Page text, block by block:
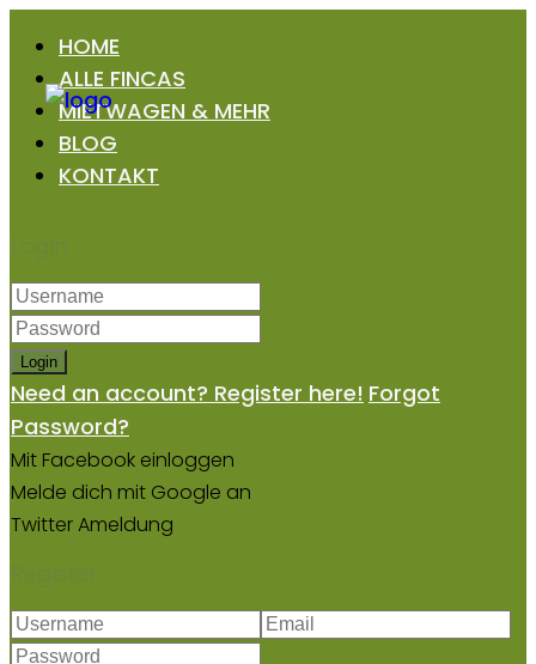
HOME
ALLE FINCAS
MIETWAGEN & MEHR
BLOG
KONTAKT
Login
Login
Need an account? Register here! Forgot
Password?
Mit Facebook einloggen
Melde dich mit Google an
Twitter Ameldung
Register